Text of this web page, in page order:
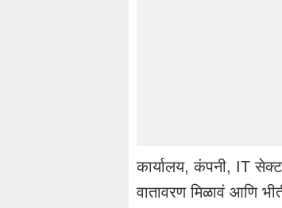
कार्यालय, कंपनी, IT
वातावरण मिळावं आणि